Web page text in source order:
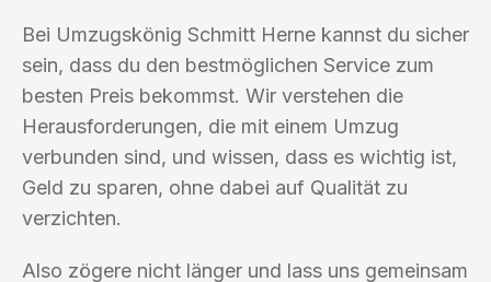
Bei Umzugskönig Schmitt Herne kannst du sicher
sein, dass du den bestmöglichen Service zum
besten Preis bekommst. Wir verstehen die
Herausforderungen, die mit einem Umzug
verbunden sind, und wissen, dass es wichtig ist,
Geld zu sparen, ohne dabei auf Qualität zu
verzichten.
Also zögere nicht länger und lass uns gemeinsam